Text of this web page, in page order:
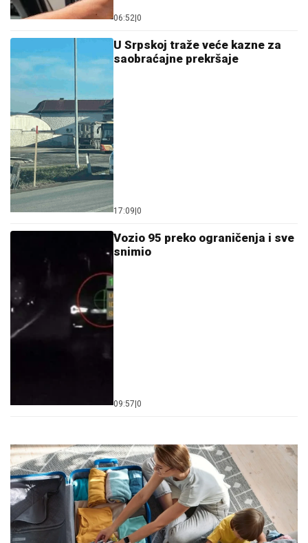
06:52 0
U Srpskoj traže veće kazne za
saobraćajne prekršaje
17:09 0
Vozio 95 preko ograničenja i sve
snimio
09:57 0